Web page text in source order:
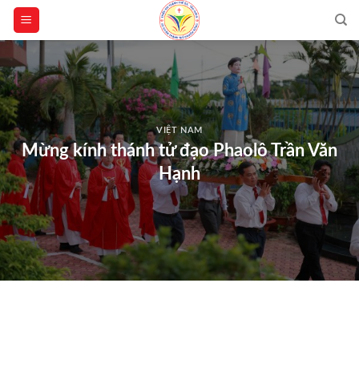
Skip
content
VIỆT NAM
Mừng kính thánh tử đạo Phaolô Trần Văn
Hạnh